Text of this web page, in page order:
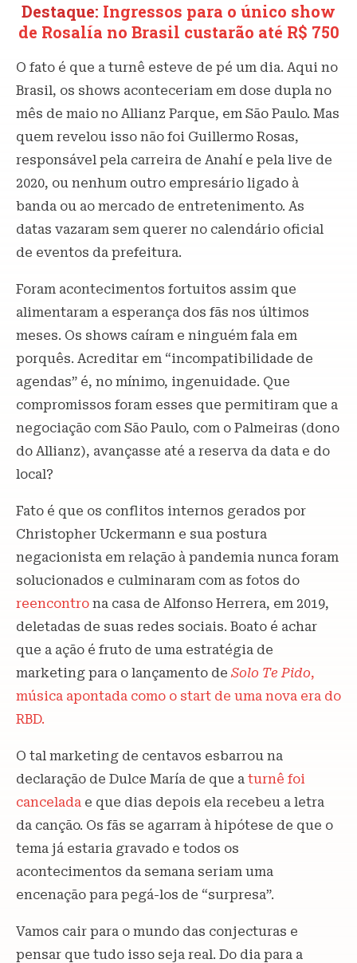
Destaque: Ingressos para o único show
de Rosalía no Brasil custarão até R$ 750
O fato é que a turnê esteve de pé um dia. Aqui no
Brasil, os shows aconteceriam em dose dupla no
mês de maio no Allianz Parque, em São Paulo. Mas
quem revelou isso não foi Guillermo Rosas,
responsável pela carreira de Anahí e pela live de
2020, ou nenhum outro empresário ligado à
banda ou ao mercado de entretenimento. As
datas vazaram sem querer no calendário oficial
de eventos da prefeitura.
Foram acontecimentos fortuitos assim que
alimentaram a esperança dos fãs nos últimos
meses. Os shows caíram e ninguém fala em
porquês. Acreditar em “incompatibilidade de
agendas” é, no mínimo, ingenuidade. Que
compromissos foram esses que permitiram que a
negociação com São Paulo, com o Palmeiras (dono
do Allianz), avançasse até a reserva da data e do
local?
Fato é que os conflitos internos gerados por
Christopher Uckermann e sua postura
negacionista em relação à pandemia nunca foram
solucionados e culminaram com as fotos do
reencontro na casa de Alfonso Herrera, em 2019,
deletadas de suas redes sociais. Boato é achar
que a ação é fruto de uma estratégia de
marketing para o lançamento de Solo Te Pido,
música apontada como o start de uma nova era do
RBD.
O tal marketing de centavos esbarrou na
declaração de Dulce María de que a turnê foi
cancelada e que dias depois ela recebeu a letra
da canção. Os fãs se agarram à hipótese de que o
tema já estaria gravado e todos os
acontecimentos da semana seriam uma
encenação para pegá-los de “surpresa”.
Vamos cair para o mundo das conjecturas e
pensar que tudo isso seja real. Do dia para a